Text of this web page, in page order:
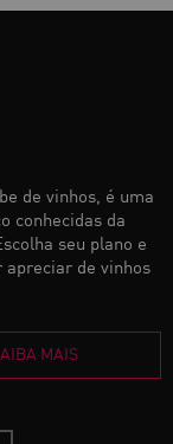
de vinhos, é uma
conhecidas da
seu plano e
apreciar de vinhos
MAIS